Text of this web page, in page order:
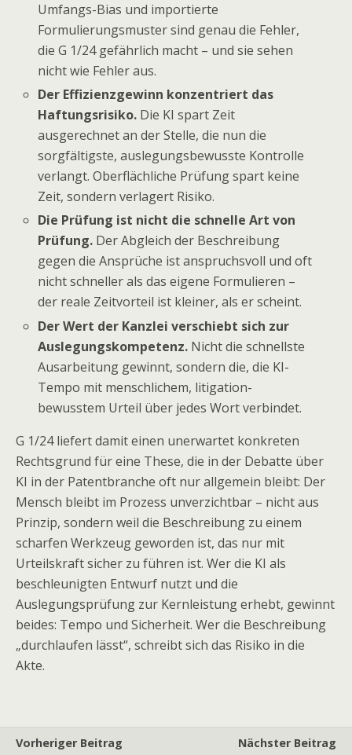
Umfangs-Bias und importierte
Formulierungsmuster sind genau die Fehler,
die G 1/24 gefährlich macht – und sie sehen
nicht wie Fehler aus.
Der Effizienzgewinn konzentriert das
Haftungsrisiko. Die KI spart Zeit
ausgerechnet an der Stelle, die nun die
sorgfältigste, auslegungsbewusste Kontrolle
verlangt. Oberflächliche Prüfung spart keine
Zeit, sondern verlagert Risiko.
Die Prüfung ist nicht die schnelle Art von
Prüfung. Der Abgleich der Beschreibung
gegen die Ansprüche ist anspruchsvoll und oft
nicht schneller als das eigene Formulieren –
der reale Zeitvorteil ist kleiner, als er scheint.
Der Wert der Kanzlei verschiebt sich zur
Auslegungskompetenz. Nicht die schnellste
Ausarbeitung gewinnt, sondern die, die KI-
Tempo mit menschlichem, litigation-
bewusstem Urteil über jedes Wort verbindet.
G 1/24 liefert damit einen unerwartet konkreten
Rechtsgrund für eine These, die in der Debatte über
KI in der Patentbranche oft nur allgemein bleibt: Der
Mensch bleibt im Prozess unverzichtbar – nicht aus
Prinzip, sondern weil die Beschreibung zu einem
scharfen Werkzeug geworden ist, das nur mit
Urteilskraft sicher zu führen ist. Wer die KI als
beschleunigten Entwurf nutzt und die
Auslegungsprüfung zur Kernleistung erhebt, gewinnt
beides: Tempo und Sicherheit. Wer die Beschreibung
„durchlaufen lässt“, schreibt sich das Risiko in die
Akte.
Vorheriger Beitrag
Nächster Beitrag